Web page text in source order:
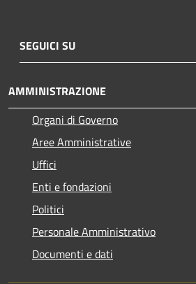
SEGUICI SU
AMMINISTRAZIONE
Organi di Governo
Aree Amministrative
Uffici
Enti e fondazioni
Politici
Personale Amministrativo
Documenti e dati